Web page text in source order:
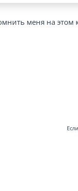
меня на этом